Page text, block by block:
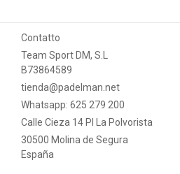
Contatto
Team Sport DM, S.L
B73864589
tienda@padelman.net
Whatsapp: 625 279 200
Calle Cieza 14 PI La Polvorista
30500 Molina de Segura
España